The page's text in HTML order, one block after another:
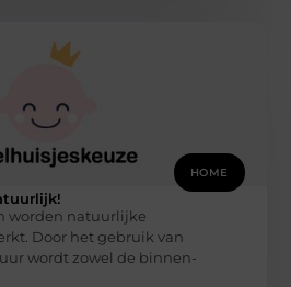
HOME
worden natuurlijke
Door het gebruik van
wordt zowel de binnen-